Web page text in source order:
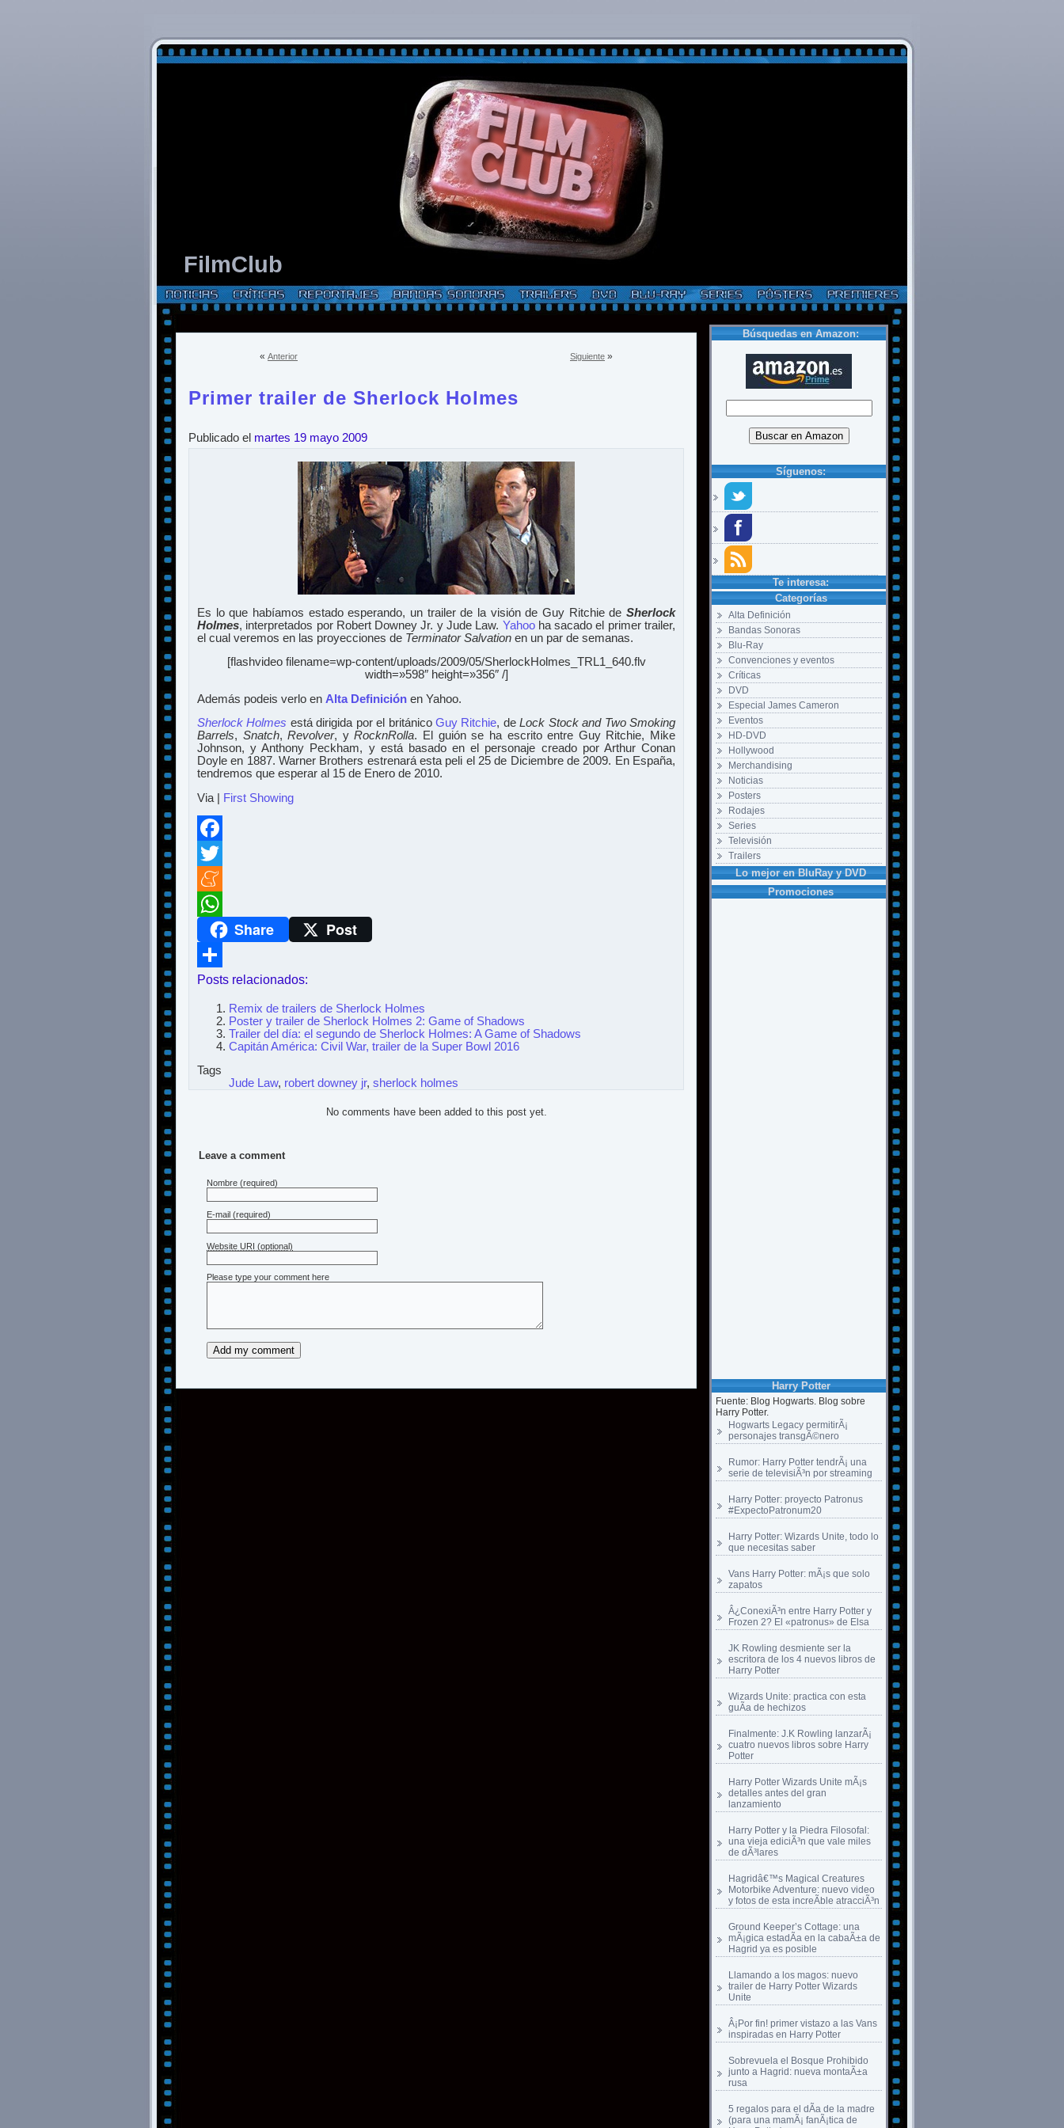
FilmClub
Búsquedas en Amazon:
Síguenos:
Te interesa:
Categorías
Alta Definición
Bandas Sonoras
Blu-Ray
Convenciones y eventos
Críticas
DVD
Especial James Cameron
Eventos
HD-DVD
Hollywood
Merchandising
Noticias
Posters
Rodajes
Series
Televisión
Trailers
Lo mejor en BluRay y DVD
Promociones
Harry Potter
Fuente: Blog Hogwarts. Blog sobre
Harry Potter.
Hogwarts Legacy permitirÃ¡
personajes transgÃ©nero
Rumor: Harry Potter tendrÃ¡ una
serie de televisiÃ³n por streaming
Harry Potter: proyecto Patronus
#ExpectoPatronum20
Harry Potter: Wizards Unite, todo lo
que necesitas saber
Vans Harry Potter: mÃ¡s que solo
zapatos
Â¿ConexiÃ³n entre Harry Potter y
Frozen 2? El «patronus» de Elsa
JK Rowling desmiente ser la
escritora de los 4 nuevos libros de
Harry Potter
Wizards Unite: practica con esta
guÃ­a de hechizos
Finalmente: J.K Rowling lanzarÃ¡
cuatro nuevos libros sobre Harry
Potter
Harry Potter Wizards Unite mÃ¡s
detalles antes del gran
lanzamiento
Harry Potter y la Piedra Filosofal:
una vieja ediciÃ³n que vale miles
de dÃ³lares
Hagridâ€™s Magical Creatures
Motorbike Adventure: nuevo video
y fotos de esta increÃ­ble atracciÃ³n
Ground Keeper’s Cottage: una
mÃ¡gica estadÃ­a en la cabaÃ±a de
Hagrid ya es posible
Llamando a los magos: nuevo
trailer de Harry Potter Wizards
Unite
Â¡Por fin! primer vistazo a las Vans
inspiradas en Harry Potter
Sobrevuela el Bosque Prohibido
junto a Hagrid: nueva montaÃ±a
rusa
5 regalos para el dÃ­a de la madre
(para una mamÃ¡ fanÃ¡tica de
Siguiente »
« Anterior
Primer trailer de Sherlock Holmes
Publicado el martes 19 mayo 2009
Es lo que habíamos estado esperando, un trailer de la visión de Guy Ritchie de Sherlock
Holmes, interpretados por Robert Downey Jr. y Jude Law. Yahooha sacado el primer trailer,
el cual veremos en las proyecciones de Terminator Salvation en un par de semanas.
[flashvideo filename=wp-content/uploads/2009/05/SherlockHolmes_TRL1_640.flv
width=»598″ height=»356″ /]
Además podeis verlo en Alta Definición en Yahoo.
Sherlock Holmes está dirigida por el británicoGuy Ritchie, deLock Stock and Two Smoking
Barrels, Snatch,Revolver, yRocknRolla. El guión se ha escrito entre Guy Ritchie, Mike
Johnson, y Anthony Peckham, y está basado en el personaje creado por Arthur Conan
Doyle en 1887. Warner Brothers estrenará esta peli el 25 de Diciembre de 2009. En España,
tendremos que esperar al 15 de Enero de 2010.
Via |
First Showing
Facebook
Twitter
Meneame
WhatsAppShare Post
Compartir
Posts relacionados:
Remix de trailers de Sherlock Holmes
Poster y trailer de Sherlock Holmes 2: Game of Shadows
Trailer del día: el segundo de Sherlock Holmes: A Game of Shadows
Capitán América: Civil War, trailer de la Super Bowl 2016
Tags
Jude Law, robert downey jr, sherlock holmes
No comments have been added to this post yet.
Leave a comment
Nombre (required)
E-mail (required)
Website URI (optional)
Please type your comment here